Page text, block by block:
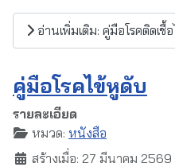
อ่านเพิ่มเติม: คู่มือโรคติดเชื้
คู่มือโรคไข้หูดับ
รายละเอียด
หมวด: หนังสือ
สร้างเมื่อ: 27 มีนาคม 2569